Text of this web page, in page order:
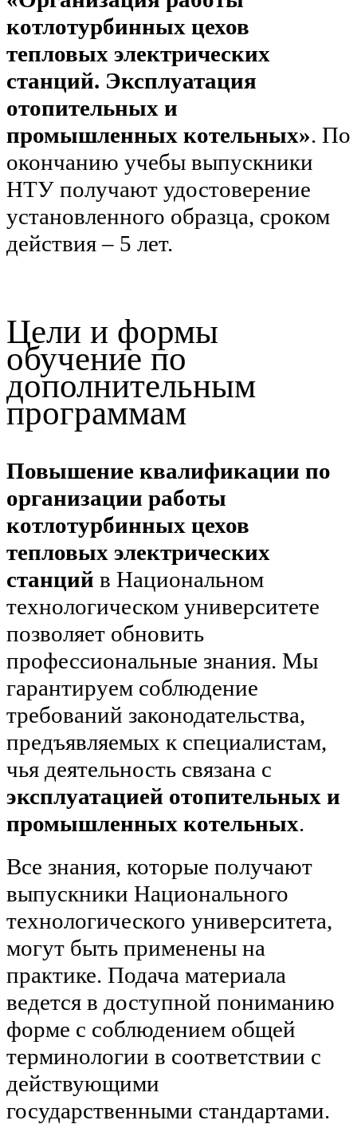
котлотурбинных цехов
тепловых электрических
станций. Эксплуатация
отопительных и
промышленных котельных». По
окончанию учебы выпускники
НТУ получают удостоверение
установленного образца, сроком
действия – 5 лет.
Цели и формы
обучение по
дополнительным
программам
Повышение квалификации по
организации работы
котлотурбинных цехов
тепловых электрических
станций в Национальном
технологическом университете
позволяет обновить
профессиональные знания. Мы
гарантируем соблюдение
требований законодательства,
предъявляемых к специалистам,
чья деятельность связана с
эксплуатацией отопительных и
промышленных котельных.
Все знания, которые получают
выпускники Национального
технологического университета,
могут быть применены на
практике. Подача материала
ведется в доступной пониманию
форме с соблюдением общей
терминологии в соответствии с
действующими
государственными стандартами.